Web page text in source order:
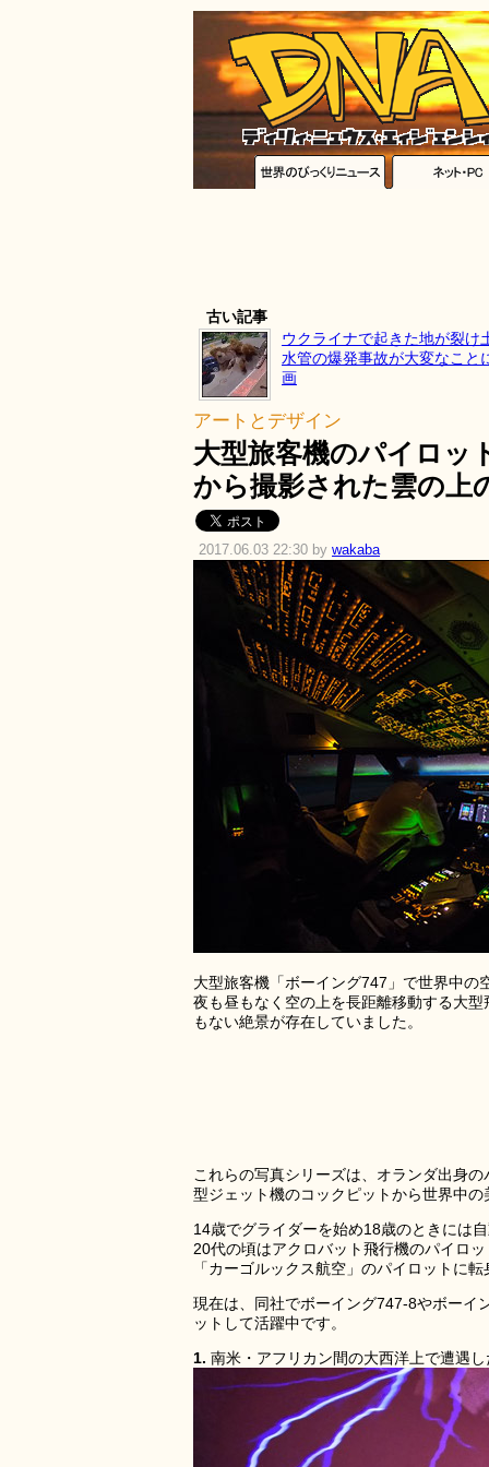
古い記事
ウクライナで起きた地が裂け
水管の爆発事故が大変なこと
画
アートとデザイン
大型旅客機のパイロッ
から撮影された雲の上
2017.06.03 22:30 by wakaba
大型旅客機「ボーイング747」で世界中の
夜も昼もなく空の上を長距離移動する大
もない絶景が存在していました。
これらの写真シリーズは、オランダ出身
型ジェット機のコックピットから世界中
14歳でグライダーを始め18歳のときには
20代の頃はアクロバット飛行機のパイロ
「カーゴルックス航空」のパイロットに
現在は、同社でボーイング747-8やボーイ
ットして活躍中です。
1. 南米・アフリカン間の大西洋上で遭遇